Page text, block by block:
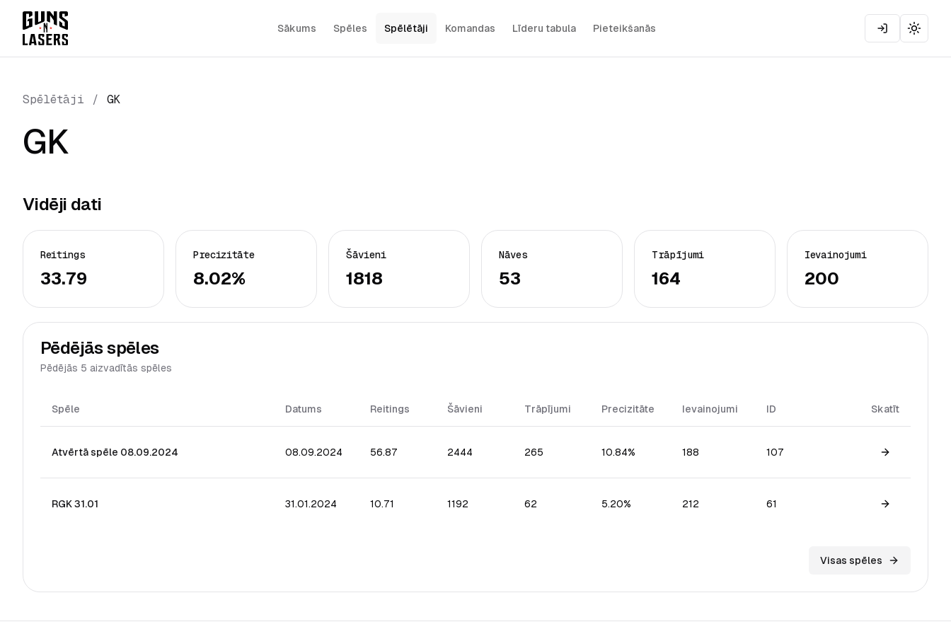
Sākums Spēles Spēlētāji Komandas Līderu tabula Pieteikšanās
Toggle
Spēlētāji / GK
GK
Vidēji dati
Reitings
33.79
Precizitāte
8.02%
Šāvieni
1818
Nāves
53
Trāpījumi
164
Ievainojumi
200
Pēdējās spēles
Pēdējās 5 aizvadītās spēles
Spēle Datums Reitings Šāvieni Trāpījumi Precizitāte Ievainojumi ID Skatīt
Atvērtā spēle 08.09.2024 08.09.2024 56.87 2444 265 10.84% 188 107
View game
RGK 31.01 31.01.2024 10.71 1192 62 5.20% 212 61
View game
Visas spēles